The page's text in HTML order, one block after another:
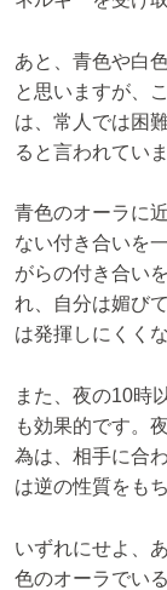
あと、青色や白
と思いますが、
は、常人では困
ると言われていま
青色のオーラに
ない付き合いを
がらの付き合い
れ、自分は媚び
は発揮しにくく
また、夜の10時
も効果的です。
為は、相手に合
は逆の性質をも
いずれにせよ、
色のオーラでい